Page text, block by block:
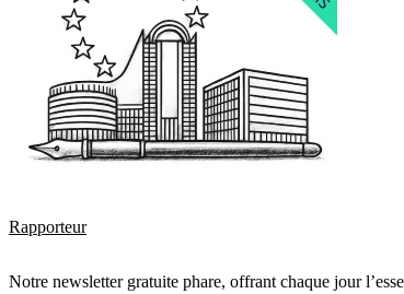
Rapporteur
Notre newsletter gratuite phare, offrant chaque jour